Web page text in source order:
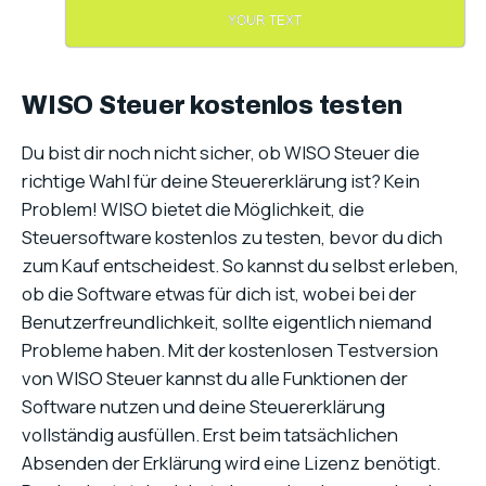
YOUR TEXT
WISO Steuer kostenlos testen
Du bist dir noch nicht sicher, ob WISO Steuer die
richtige Wahl für deine Steuererklärung ist? Kein
Problem! WISO bietet die Möglichkeit, die
Steuersoftware kostenlos zu testen, bevor du dich
zum Kauf entscheidest. So kannst du selbst erleben,
ob die Software etwas für dich ist, wobei bei der
Benutzerfreundlichkeit, sollte eigentlich niemand
Probleme haben. Mit der kostenlosen Testversion
von WISO Steuer kannst du alle Funktionen der
Software nutzen und deine Steuererklärung
vollständig ausfüllen. Erst beim tatsächlichen
Absenden der Erklärung wird eine Lizenz benötigt.